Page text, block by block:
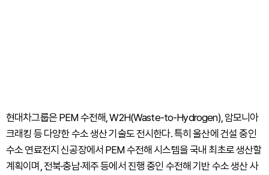
현대차그룹은 PEM 수전해, W2H(Waste-to-Hydrogen), 암모니아
크래킹 등 다양한 수소 생산 기술도 전시한다. 특히 울산에 건설 중인
수소 연료전지 신공장에서 PEM 수전해 시스템을 국내 최초로 생산할
계획이며, 전북·충남·제주 등에서 진행 중인 수전해 기반 수소 생산 사